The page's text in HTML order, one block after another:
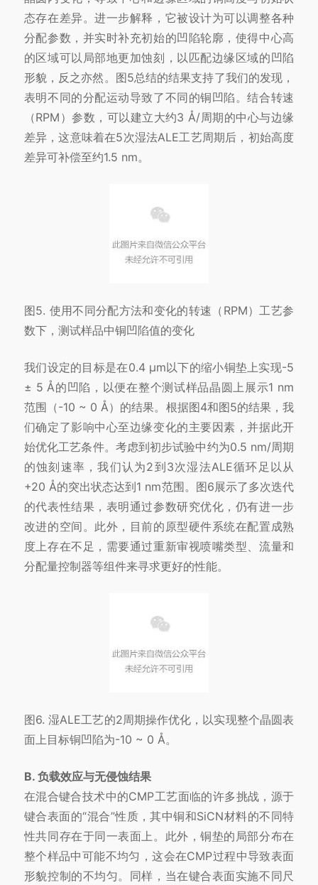
态存在差异。进一步解释，它被设计为可以调整各种
分配参数，并实时补充初始的凹陷轮廓，使得中心高
的区域可以局部地更加蚀刻，以匹配边缘区域的凹陷
形貌，反之亦然。图5总结的结果支持了我们的发现，
表明不同的分配运动导致了不同的铜凹陷。结合转速
（RPM）参数，可以建立大约3 Å/周期的中心与边缘
差异，这意味着在5次湿法ALE工艺周期后，初始高度
差异可补偿至约1.5 nm。
图5. 使用不同分配方法和变化的转速（RPM）工艺参
数下，测试样品中铜凹陷值的变化
我们设定的目标是在0.4 μm以下的缩小铜垫上实现-5
± 5 Å的凹陷，以便在整个测试样品晶圆上展示1 nm
范围（-10 ~ 0 Å）的结果。根据图4和图5的结果，我
们确定了影响中心至边缘变化的主要因素，并据此开
始优化工艺条件。考虑到初步试验中约为0.5 nm/周期
的蚀刻速率，我们认为2到3次湿法ALE循环足以从
+20 Å的突出状态达到1 nm范围。图6展示了多次迭代
的代表性结果，表明通过参数研究优化，仍有进一步
改进的空间。此外，目前的原型硬件系统在配置成熟
度上存在不足，需要通过重新审视喷嘴类型、流量和
分配量控制器等组件来寻求更好的性能。
图6. 湿ALE工艺的2周期操作优化，以实现整个晶圆表
面上目标铜凹陷为-10 ~ 0 Å。
B. 负载效应与无侵蚀结果
在混合键合技术中的CMP工艺面临的许多挑战，源于
键合表面的“混合”性质，其中铜和SiCN材料的不同特
性共同存在于同一表面上。此外，铜垫的局部分布在
整个样品中可能不均匀，这会在CMP过程中导致表面
形貌控制的不均匀。同样，当在键合表面实施不同尺